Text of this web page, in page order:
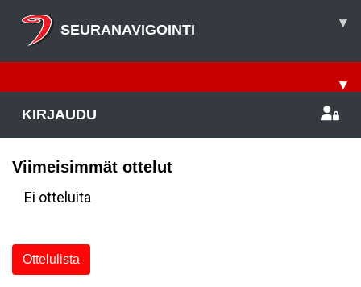
SEURANAVIGOINTI ▾
▾
KIRJAUDU
Viimeisimmät ottelut
Ei otteluita
Ottelulista